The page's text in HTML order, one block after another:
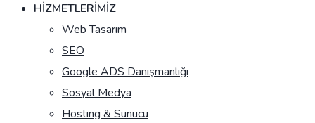
HIZMETLERIMIZ
Web Tasarım
SEO
Google ADS Danışmanlığı
Sosyal Medya
Hosting & Sunucu